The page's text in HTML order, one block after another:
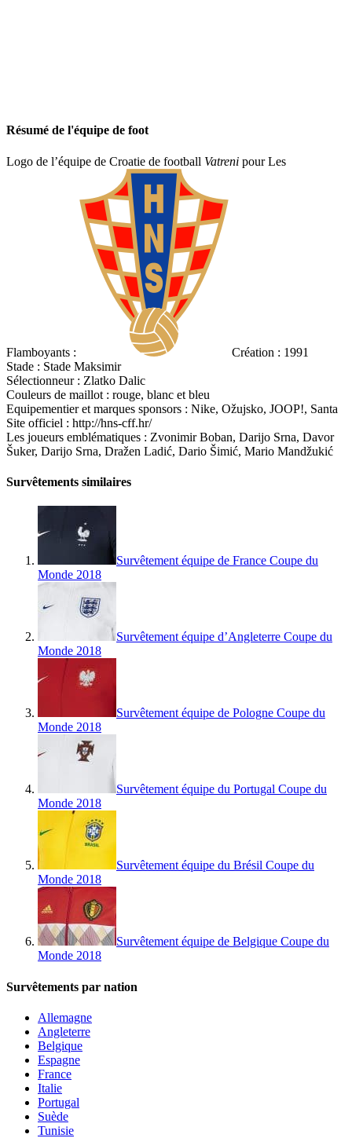
Résumé de l'équipe de foot
Logo de l’équipe de Croatie de football Vatreni pour Les
Flamboyants :
Création : 1991
Stade : Stade Maksimir
Sélectionneur : Zlatko Dalic
Couleurs de maillot : rouge, blanc et bleu
Equipementier et marques sponsors : Nike, Ožujsko, JOOP!, Santa
Site officiel : http://hns-cff.hr/
Les joueurs emblématiques : Zvonimir Boban, Darijo Srna, Davor
Šuker, Darijo Srna, Dražen Ladić, Dario Šimić, Mario Mandžukić
Survêtements similaires
Survêtement équipe de France Coupe du
Monde 2018
Survêtement équipe d’Angleterre Coupe du
Monde 2018
Survêtement équipe de Pologne Coupe du
Monde 2018
Survêtement équipe du Portugal Coupe du
Monde 2018
Survêtement équipe du Brésil Coupe du
Monde 2018
Survêtement équipe de Belgique Coupe du
Monde 2018
Survêtements par nation
Allemagne
Angleterre
Belgique
Espagne
France
Italie
Portugal
Suède
Tunisie